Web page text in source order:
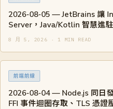
2026-08-05 — JetBrains 讓
Server，Java/Kotlin 智慧進
8 月 5, 2026 · 1 MIN READ
前端前線
2026-08-04 — Node.js 同日
FFI 事件迴圈存取、TLS 憑證